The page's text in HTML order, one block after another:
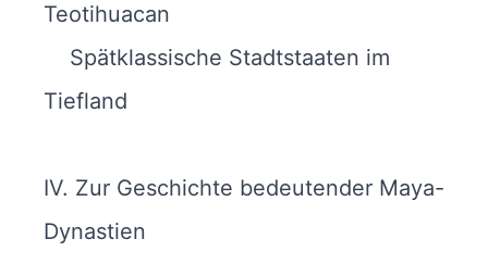
Teotihuacan
Spätklassische Stadtstaaten im
Tiefland
IV. Zur Geschichte bedeutender Maya-
Dynastien